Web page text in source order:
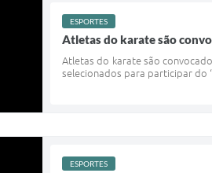
ESPORTES
Atletas do karate são
Atletas do karate são
selecionados para participar do
ESPORTES